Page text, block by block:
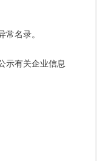
名录。
示有关企业信息